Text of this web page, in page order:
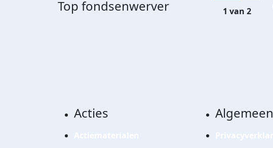
Top fondsenwerver 1 van 2
Acties Algemeen